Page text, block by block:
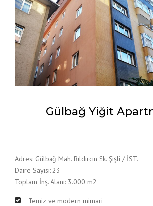
Gülbağ Yiğit
Adres: Gülbağ Mah. Bıldırcın Sk. Şişli / İST.
Daire Sayısı: 23
Toplam İnş. Alanı: 3.000 m2
Temiz ve modern mimari